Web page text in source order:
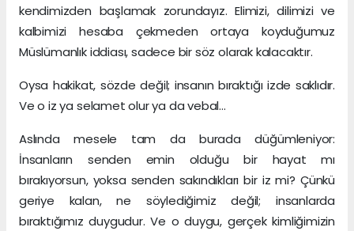
kendimizden başlamak zorundayız. Elimizi, dilimizi ve
kalbimizi hesaba çekmeden ortaya koyduğumuz
Müslümanlık iddiası, sadece bir söz olarak kalacaktır.
Oysa hakikat, sözde değil; insanın bıraktığı izde saklıdır.
Ve o iz ya selamet olur ya da vebal…
Aslında mesele tam da burada düğümleniyor:
İnsanların senden emin olduğu bir hayat mı
bırakıyorsun, yoksa senden sakındıkları bir iz mi? Çünkü
geriye kalan, ne söylediğimiz değil; insanlarda
bıraktığımız duygudur. Ve o duygu, gerçek kimliğimizin